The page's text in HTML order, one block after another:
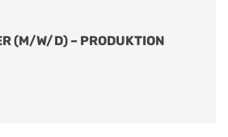
(M/W/D) – PRODUKTION